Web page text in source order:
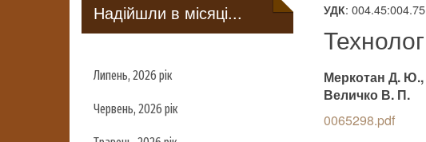
Надійшли в місяці...
Липень, 2026 рік
Червень, 2026 рік
УДК:
Меркотан Д. Ю.,
Величко В. П.
0065298.pdf